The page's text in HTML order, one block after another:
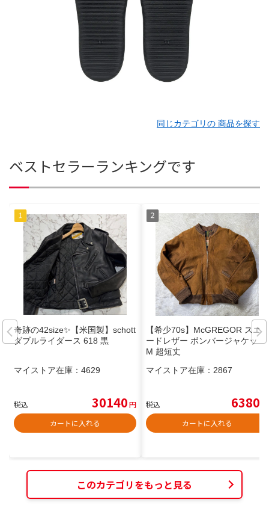
同じカテゴリの 商品を探す
ベストセラーランキングです
奇跡の42size✨【米国製】schott
ダブルライダース 618 黒
マイストア在庫： 4629
税込 30140円
カートに入れる
【希少70s】McGREGOR スエ
ードレザー ボンバージャケット
M 超短丈
マイストア在庫： 2867
税込 6380
カートに入れる
このカテゴリをもっと見る